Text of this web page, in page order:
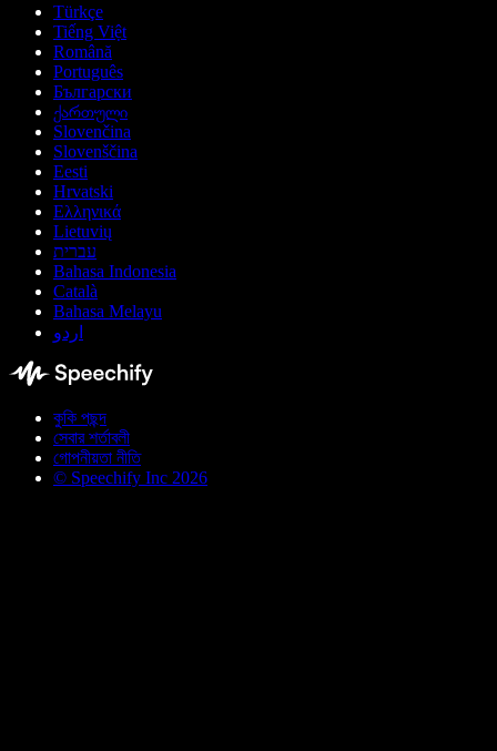
Türkçe
Tiếng Việt
Română
Português
Български
ქართული
Slovenčina
Slovenščina
Eesti
Hrvatski
Ελληνικά
Lietuvių
עברית
Bahasa Indonesia
Català
Bahasa Melayu
اردو
কুকি পছন্দ
সেবার শর্তাবলী
গোপনীয়তা নীতি
© Speechify Inc 2026